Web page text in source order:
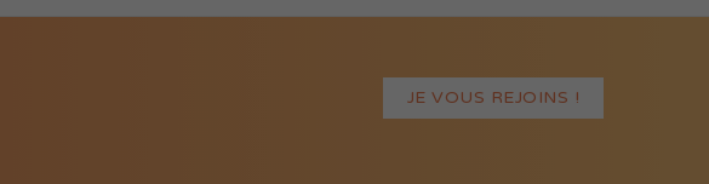
JE VOUS REJOINS !